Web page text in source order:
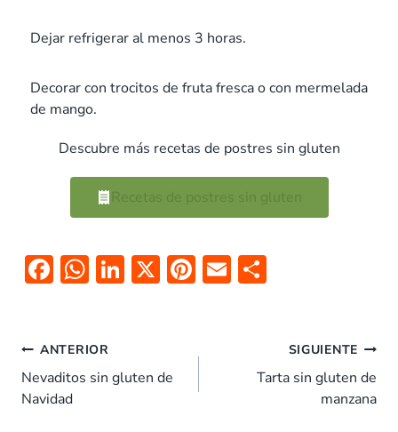
Dejar refrigerar al menos 3 horas.
Decorar con trocitos de fruta fresca o con mermelada
de mango.
Descubre más recetas de postres sin gluten
Recetas de postres sin gluten
F
b
o
o
W
s
A
Li
dI
X Pi
es
t
E
ar
ANTERIOR
Nevaditos sin gluten de
Navidad
SIGUIENTE
Tarta sin gluten de
manzana